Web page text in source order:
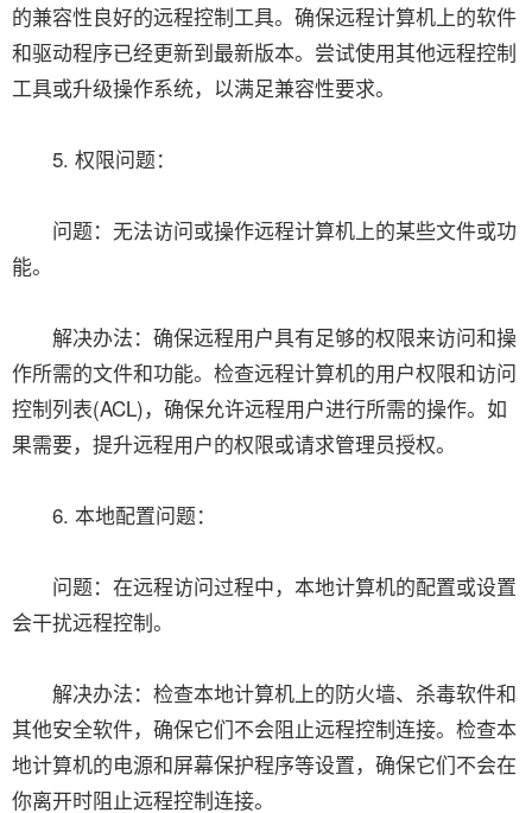
的兼容性良好的远程控制工具。确保远程计算机上的软件
和驱动程序已经更新到最新版本。尝试使用其他远程控制
工具或升级操作系统，以满足兼容性要求。
5. 权限问题：
问题：无法访问或操作远程计算机上的某些文件或功
能。
解决办法：确保远程用户具有足够的权限来访问和操
作所需的文件和功能。检查远程计算机的用户权限和访问
控制列表(ACL)，确保允许远程用户进行所需的操作。如
果需要，提升远程用户的权限或请求管理员授权。
6. 本地配置问题：
问题：在远程访问过程中，本地计算机的配置或设置
会干扰远程控制。
解决办法：检查本地计算机上的防火墙、杀毒软件和
其他安全软件，确保它们不会阻止远程控制连接。检查本
地计算机的电源和屏幕保护程序等设置，确保它们不会在
你离开时阻止远程控制连接。